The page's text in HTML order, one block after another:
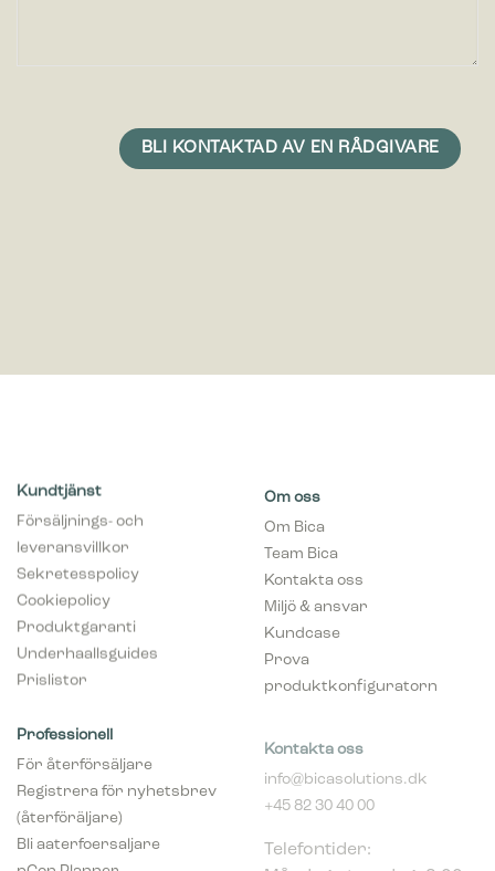
Kundtjänst
Försäljnings- och
leveransvillkor
Sekretesspolicy
Cookiepolicy
Produktgaranti
Underhaallsguides
Prislistor
Om oss
Om Bica
Team Bica
Kontakta oss
Miljö & ansvar
Kundcase
Prova
produktkonfiguratorn
Professionell
För återförsäljare
Registrera för nyhetsbrev
(återföräljare)
Bli aaterfoersaljare
pCon Planner
+45 82 30 40 00